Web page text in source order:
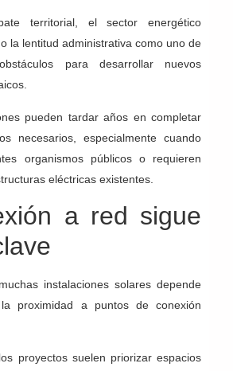
territorial, el sector energético
la lentitud administrativa como uno de
para desarrollar nuevos
pueden tardar años en completar
necesarios, especialmente cuando
organismos públicos o requieren
eléctricas existentes.
a red sigue
instalaciones solares depende
proximidad a puntos de conexión
proyectos suelen priorizar espacios